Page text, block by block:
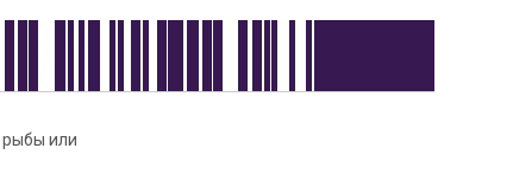
рыбы или